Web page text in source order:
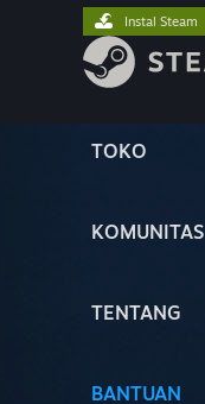
TOKO
KOMUNITAS
TENTANG
BANTUAN
Instal Steam